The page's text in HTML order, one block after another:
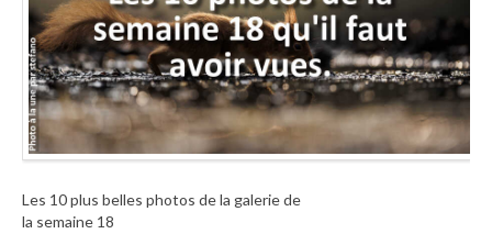
Les 10 plus belles photos de la galerie de
la semaine 18